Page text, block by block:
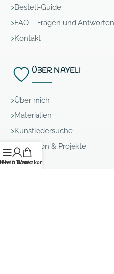
Bestell-Guide
FAQ – Fragen und Antworten
Kontakt
ÜBER NAYELI
Über mich
Materialien
Kunstledersuche
Inspiration & Projekte
Menü
Mein Konto
Warenkorb